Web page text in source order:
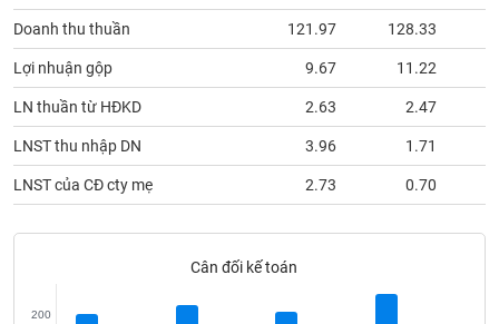
Doanh thu thuần 121.97 128.33
Lợi nhuận gộp 9.67 11.22
LN thuần từ HĐKD 2.63 2.47
LNST thu nhập DN 3.96 1.71
LNST của CĐ cty mẹ 2.73 0.70
Cân đối kế toán
200
TIỆN
ÍCH
BẤT
SẢN